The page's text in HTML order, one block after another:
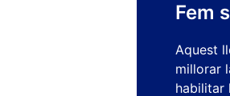
Fem
Aquest
millorar
habilitar